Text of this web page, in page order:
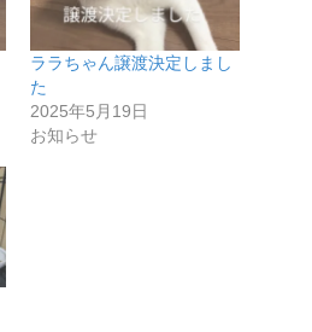
ララちゃん譲渡決定しまし
た
2025年5月19日
お知らせ